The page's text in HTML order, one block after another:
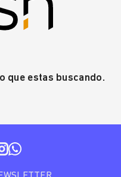
que estas buscando.